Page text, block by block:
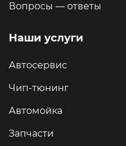
Вопросы — ответы
Наши услуги
Автосервис
Чип-тюнинг
Автомойка
Запчасти